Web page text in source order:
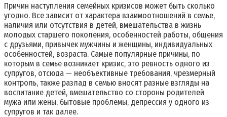
Причин наступления семейных кризисов может быть сколько
угодно. Все зависит от характера взаимоотношений в семье,
наличия или отсутствия в детей, вмешательства в жизнь
молодых старшего поколения, особенностей работы, общения
с друзьями, привычек мужчины и женщины, индивидуальных
особенностей, возраста. Самые популярные причины, по
которым в семье возникает кризис, это ревность одного из
супругов, отсюда — необъективные требования, чрезмерный
контроль, также разлад в семью вносят разные взгляды на
воспитание детей, вмешательство со стороны родителей
мужа или жены, бытовые проблемы, депрессия у одного из
супругов и так далее.